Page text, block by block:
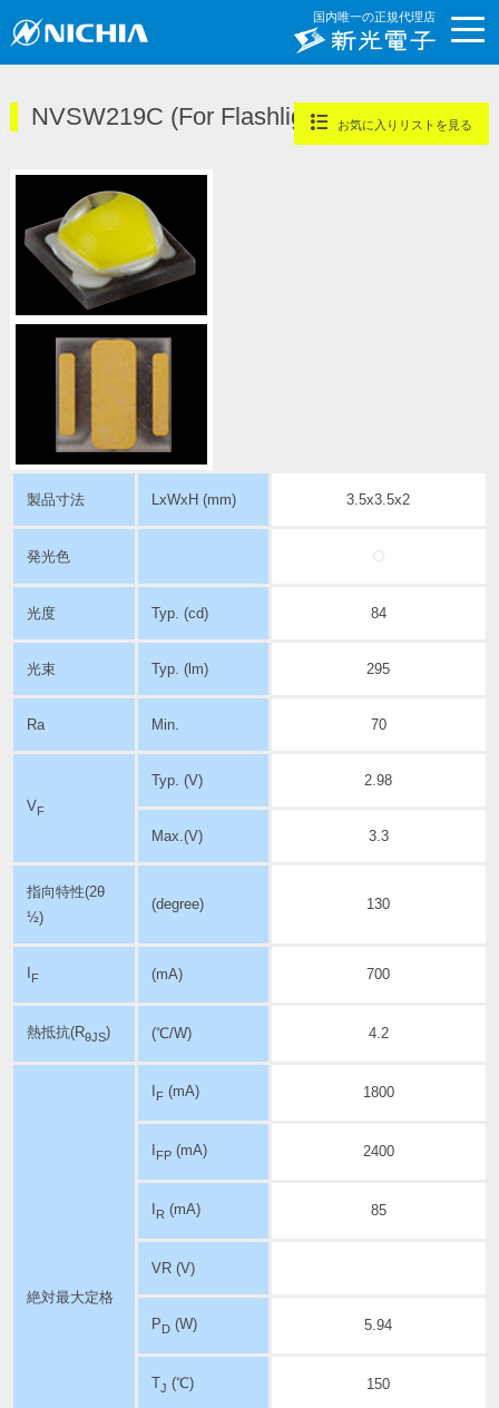
国内唯一の正規代理店
NVSW219C (For Flashlight) お気に入りリストを見る
製品寸法 LxWxH (mm) 3.5x3.5x2
発光色
光度 Typ. (cd) 84
光束 Typ. (lm) 295
Ra Min. 70
VF
Typ. (V) 2.98
Max.(V) 3.3
指向特性(2θ
½)
(degree) 130
F (mA) 700
熱抵抗(RθJS) (℃/W) 4.2
絶対最大定格
F(mA) 1800
FP(mA) 2400
R (mA) 85
VR (V)
PD(W) 5.94
TJ (℃) 150